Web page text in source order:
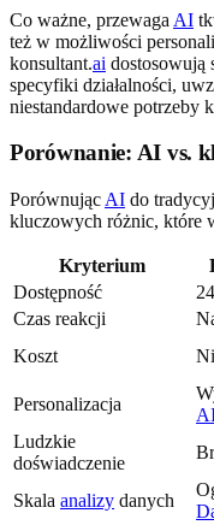
Co ważne, przewaga AI
też w możliwości
konsultant.ai dostosowują
specyfiki działalności,
niestandardowe potrzeby
Porównanie: AI vs.
Porównując AI do
kluczowych różnic, które
Kryterium
Dostępność
Czas reakcji
Koszt
Personalizacja
Ludzkie
doświadczenie
Skala analizy danych